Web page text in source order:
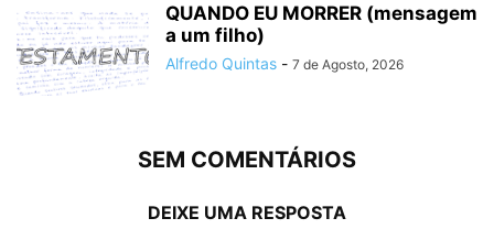
QUANDO EU MORRER (mensagem
a um filho)
Alfredo Quintas - 7 de Agosto, 2026
SEM COMENTÁRIOS
DEIXE UMA RESPOSTA